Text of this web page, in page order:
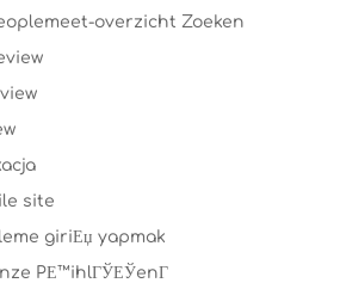
overzicht Zoeken
site
giriЕџ yapmak
PЕ™ihlГЎЕЎenГ­